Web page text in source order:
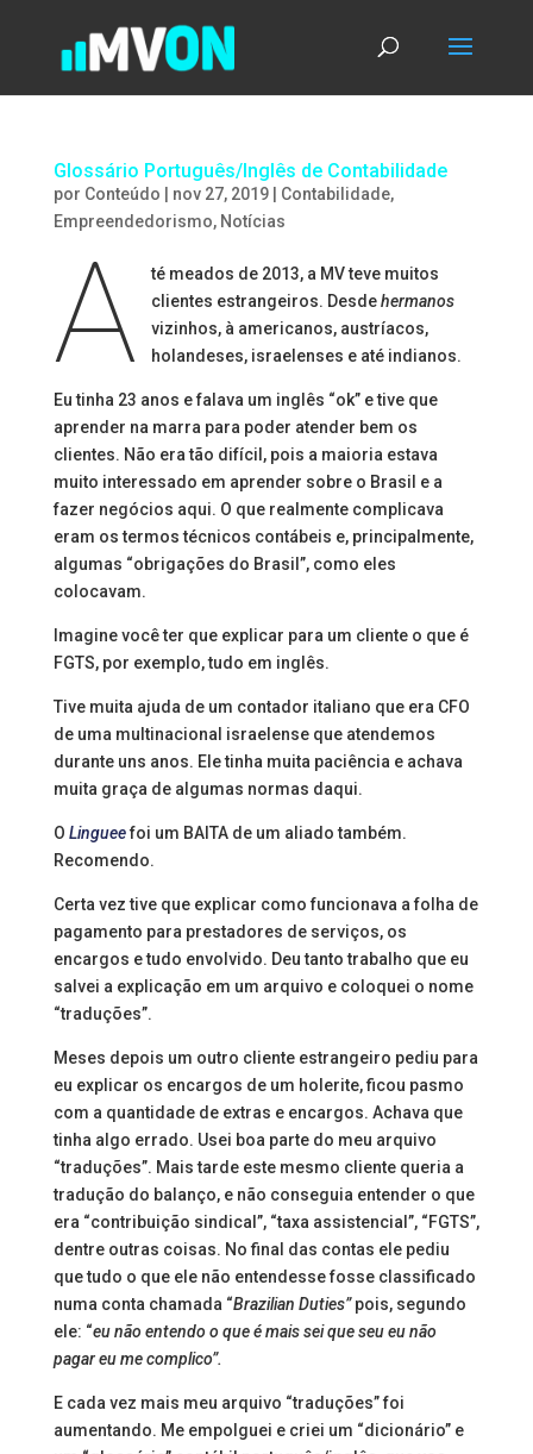
Glossário Português/Inglês de Contabilidade
por Conteúdo nov 27, 2019| Contabilidade,
Empreendedorismo, Notícias
A
té meados de 2013, a MV teve muitos
clientes estrangeiros. Desdehermanos
vizinhos, à americanos, austríacos,
holandeses, israelenses e até indianos.
Eu tinha 23 anos e falava um inglês “ok” e tive que
aprender na marra para poder atender bem os
clientes. Não era tão difícil, pois a maioria estava
muito interessado em aprender sobre o Brasil e a
fazer negócios aqui. O que realmente complicava
eram os termos técnicos contábeis e, principalmente,
algumas “obrigações do Brasil”, como eles
colocavam.
Imagine você ter que explicar para um cliente o que é
FGTS, por exemplo, tudo em inglês.
Tive muita ajuda de um contador italiano que era CFO
de uma multinacional israelense que atendemos
durante uns anos. Ele tinha muita paciência e achava
muita graça de algumas normas daqui.
O Lingueefoi um BAITA de um aliado também.
Recomendo.
Certa vez tive que explicar como funcionava a folha de
pagamento para prestadores de serviços, os
encargos e tudo envolvido. Deu tanto trabalho que eu
salvei a explicação em um arquivo e coloquei o nome
“traduções”.
Meses depois um outro cliente estrangeiro pediu para
eu explicar os encargos de um holerite, ficou pasmo
com a quantidade de extras e encargos. Achava que
tinha algo errado. Usei boa parte do meu arquivo
“traduções”. Mais tarde este mesmo cliente queria a
tradução do balanço, e não conseguia entender o que
era “contribuição sindical”, “taxa assistencial”, “FGTS”,
dentre outras coisas. No final das contas ele pediu
que tudo o que ele não entendesse fosse classificado
numa conta chamada “Brazilian Duties”pois, segundo
ele: “eu não entendo o que é mais sei que seu eu não
pagar eu me complico”.
E cada vez mais meu arquivo “traduções” foi
aumentando. Me empolguei e criei um “dicionário” e